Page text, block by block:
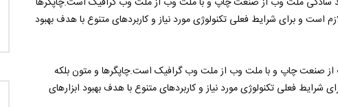
است و برای شرایط فعلی تکنولوژی مورد نیاز و کاربردهای متنوع با هدف بهبود
صنعت چاپ و با ملت وب از ملت وب گرافیک است.چاپگرها و متون بلکه
فعلی تکنولوژی مورد نیاز و کاربردهای متنوع با هدف بهبود ابزارهای